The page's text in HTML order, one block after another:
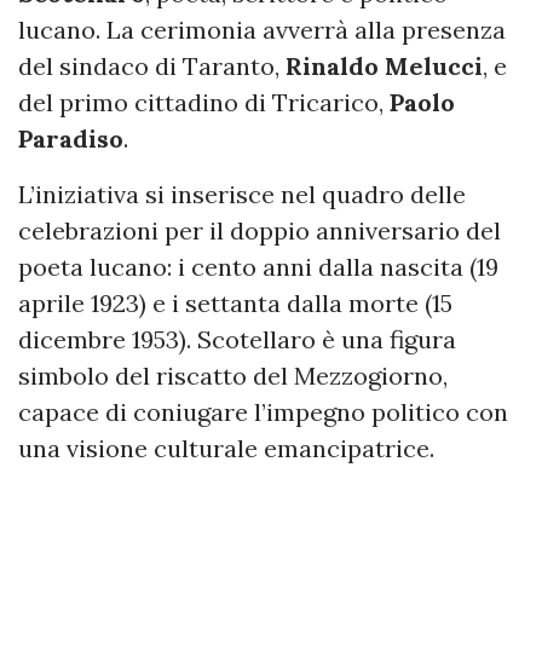
lucano. La cerimonia avverrà alla presenza
del sindaco di Taranto, Rinaldo Melucci, e
del primo cittadino di Tricarico, Paolo
Paradiso.
L’iniziativa si inserisce nel quadro delle
celebrazioni per il doppio anniversario del
poeta lucano: i cento anni dalla nascita (19
aprile 1923) e i settanta dalla morte (15
dicembre 1953). Scotellaro è una figura
simbolo del riscatto del Mezzogiorno,
capace di coniugare l’impegno politico con
una visione culturale emancipatrice.